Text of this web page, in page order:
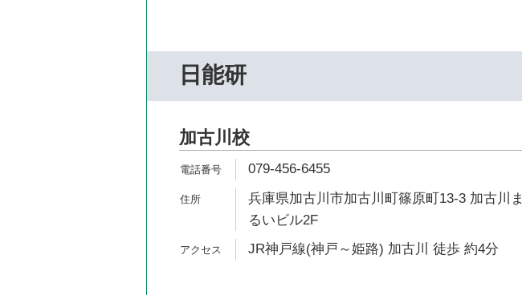
日能研
加古川校
079-456-6455
兵庫県加古川市加古川町篠原町13-3 加古川ま
るいビル2F
JR神戸線(神戸～姫路) 加古川 徒歩 約4分